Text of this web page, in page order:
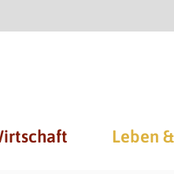
Leben